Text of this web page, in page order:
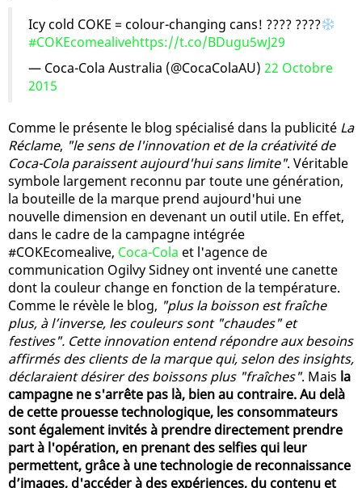
Icy cold COKE = colour-changing cans! ???? ????
#COKEcomealivehttps://t.co/BDugu5wJ29
— Coca-Cola Australia (@CocaColaAU) 22 Octobre
2015
Comme le présente le blog spécialisé dans la publicité La
Réclame, "le sens de l'innovation et de la créativité de
Coca-Cola paraissent aujourd'hui sans limite". Véritable
symbole largement reconnu par toute une génération,
la bouteille de la marque prend aujourd'hui une
nouvelle dimension en devenant un outil utile. En effet,
dans le cadre de la campagne intégrée
#COKEcomealive, Coca-Cola et l'agence de
communication Ogilvy Sidney ont inventé une canette
dont la couleur change en fonction de la température.
Comme le révèle le blog, "plus la boisson est fraîche
plus, à l’inverse, les couleurs sont "chaudes" et
festives". Cette innovation entend répondre aux besoins
affirmés des clients de la marque qui, selon des insights,
déclaraient désirer des boissons plus "fraîches". Mais la
campagne ne s'arrête pas là, bien au contraire. Au delà
de cette prouesse technologique, les consommateurs
sont également invités à prendre directement prendre
part à l'opération, en prenant des selfies qui leur
permettent, grâce à une technologie de reconnaissance
d’images, d'accéder à des expériences, du contenu et